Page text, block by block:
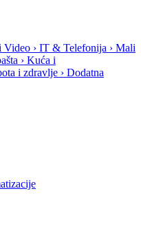
Video › IT & Telefonija › Mali
› Kuća i
i zdravlje › Dodatna